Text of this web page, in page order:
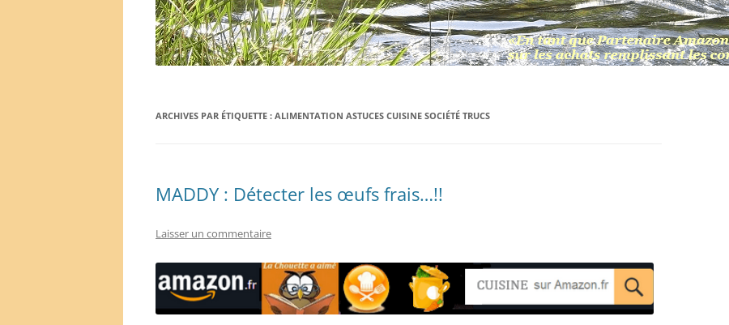
ARCHIVES PAR ÉTIQUETTE : ALIMENTATION ASTUCES CUISINE SOCIÉTÉ TRUCS
MADDY : Détecter les œufs frais…!!
Laisser un commentaire